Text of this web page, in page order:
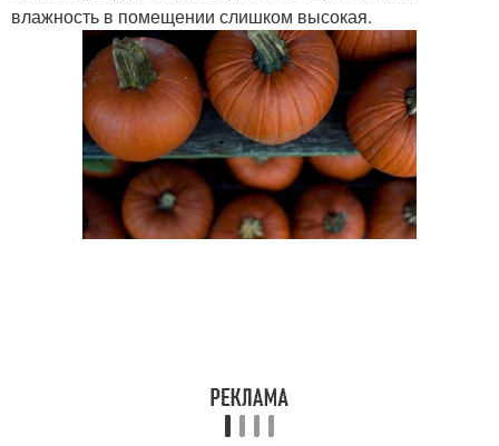
влажность в помещении слишком высокая.